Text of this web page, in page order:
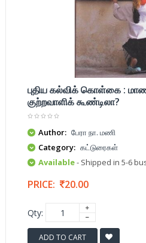
புதிய கல்விக் கொள்கை :
குற்றவாளிக் கூண்டிலா?
Author: பேரா நா. மணி
Category: கட்டுரைகள்
Available- Shipped in 5-6
PRICE: 20.00
Qty:
ADD TO CART